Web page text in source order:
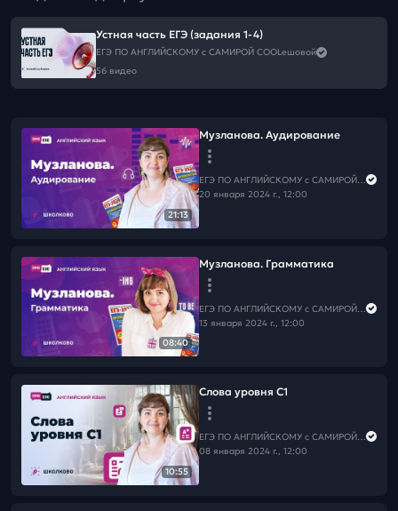
Устная часть ЕГЭ (задания 1-4)
ЕГЭ ПО АНГЛИЙСКОМУ с САМИРОЙ COOLешовой
56 видео
21:13
Музланова. Аудирование
ЕГЭ ПО АНГЛИЙСКОМУ с САМИРОЙ COOLешовой
20 января 2024 г., 12:00
08:40
Музланова. Грамматика
ЕГЭ ПО АНГЛИЙСКОМУ с САМИРОЙ COOLешовой
13 января 2024 г., 12:00
10:55
Слова уровня С1
ЕГЭ ПО АНГЛИЙСКОМУ с САМИРОЙ COOLешовой
08 января 2024 г., 12:00